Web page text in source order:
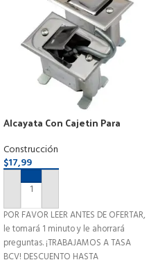
Alcayata Con Cajetin Para
Construcción
$17,99
AÑADIR AL CARRITO
POR FAVOR LEER ANTES DE OFERTAR,
le tomará 1 minuto y le ahorrará
preguntas. ¡TRABAJAMOS A TASA